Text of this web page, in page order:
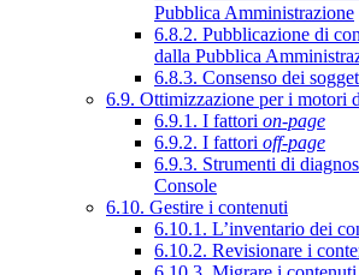
Pubblica Amministrazione
6.8.2. Pubblicazione di
dalla Pubblica
6.8.3. Consenso dei
6.9. Ottimizzazione per i motori
6.9.1. I fattori on-page
6.9.2. I fattori off-page
6.9.3. Strumenti di
Console
6.10. Gestire i contenuti
6.10.1. L’inventario dei
6.10.2. Revisionare i